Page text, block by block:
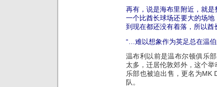
再有，说是海布里附近，就
一个比酋长球场还要大的场
到现在都还没有着落，所以
“…难以想象作为英足总在温
温布利以前是温布尔顿俱乐
太多，迁居伦敦郊外，这个
乐部也被迫出售，更名为MK
队。